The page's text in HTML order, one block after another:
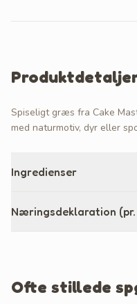
Spiseligt græs fra Cake
med naturmotiv, dyr eller
Ingredienser
Næringsdeklaration (pr.
Ofte stillede